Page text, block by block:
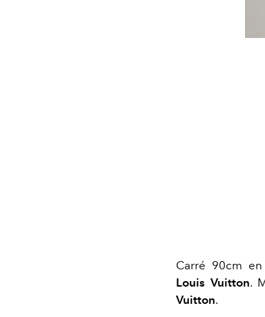
Carré 90cm
Louis Vuitton.
Vuitton.